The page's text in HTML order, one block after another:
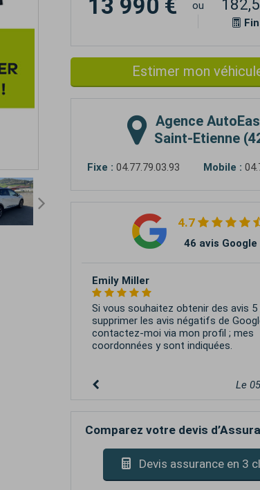
13 990 € ou
Estimer mon
Agence
Saint-Etienne
Fixe : 04.77.79.03.93 Mobile :
4.7
46 avis Google
Pascal Comeau
Vente de mon véhicule d occasion
un véhicule neuf gérés avec
courtoisie , en toute confiance Je
recommande...
Le
Comparez votre devis
Devis assurance en 3